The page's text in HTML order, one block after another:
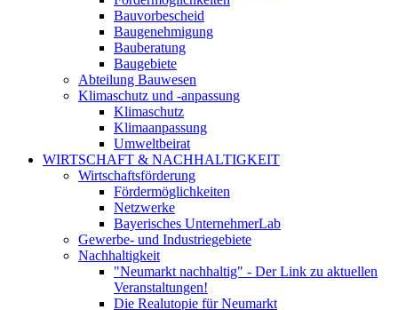
Bauvorbescheid
Baugenehmigung
Bauberatung
Baugebiete
Abteilung Bauwesen
Klimaschutz und -anpassung
Klimaschutz
Klimaanpassung
Umweltbeirat
WIRTSCHAFT & NACHHALTIGKEIT
Wirtschaftsförderung
Fördermöglichkeiten
Netzwerke
Bayerisches UnternehmerLab
Gewerbe- und Industriegebiete
Nachhaltigkeit
"Neumarkt nachhaltig" - Der Link zu aktuellen
Veranstaltungen!
Die Realutopie für Neumarkt